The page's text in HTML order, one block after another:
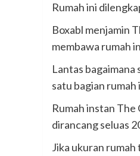
Rumah ini
Boxabl menjamin
membawa rumah
Lantas
satu bagian
Rumah instan The
dirancang seluas
Jika ukuran